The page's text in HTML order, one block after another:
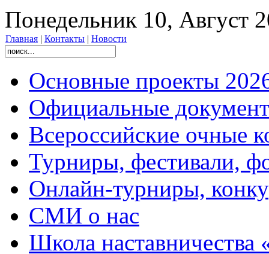
Понедельник 10, Август
Главная | Контакты | Новости
Основные проекты
Официальные
Всероссийские очные
Турниры, фестивали,
Онлайн-турниры,
СМИ о нас
Школа